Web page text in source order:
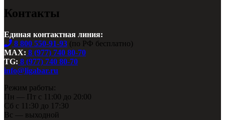
Контакты
Единая контактная линия:
8 800 550-91-93 (по РФ бесплатно)
MAX: 8 (977) 740 80-70
TG: 8 (977) 740 80-70
info@ligabar.ru
Режим работы:
Пн — Пт с 11:00 до 20:00
Сб с 11:30 до 17:30
Вс — выходной